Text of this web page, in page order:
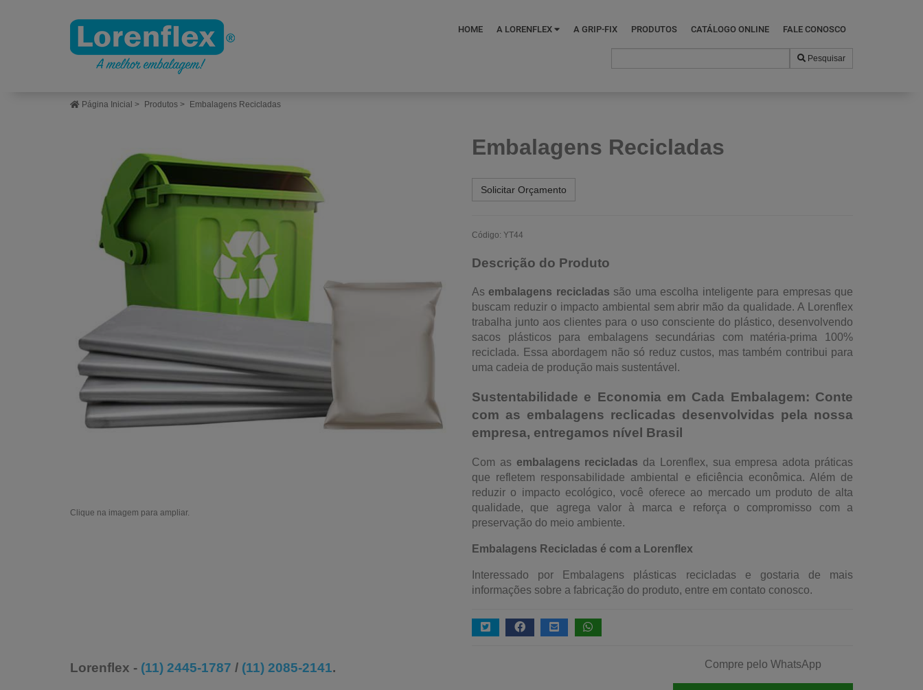
HOME A LORENFLEX A GRIP-FIX PRODUTOS CATÁLOGO ONLINE FALE CONOSCO
Pesquisar
Página Inicial > Produtos > Embalagens Recicladas
Clique na imagem para ampliar.
Embalagens Recicladas
Solicitar Orçamento
Código: YT44
Descrição do Produto
As embalagens recicladas são uma escolha inteligente para empresas que
buscam reduzir o impacto ambiental sem abrir mão da qualidade. A Lorenflex
trabalha junto aos clientes para o uso consciente do plástico, desenvolvendo
sacos plásticos para embalagens secundárias com matéria-prima 100%
reciclada. Essa abordagem não só reduz custos, mas também contribui para
uma cadeia de produção mais sustentável.
Sustentabilidade e Economia em Cada Embalagem: Conte
com as embalagens reclicadas desenvolvidas pela nossa
empresa, entregamos nível Brasil
Com as embalagens recicladas da Lorenflex, sua empresa adota práticas
que refletem responsabilidade ambiental e eficiência econômica. Além de
reduzir o impacto ecológico, você oferece ao mercado um produto de alta
qualidade, que agrega valor à marca e reforça o compromisso com a
preservação do meio ambiente.
Embalagens Recicladas é com a Lorenflex
Interessado por Embalagens plásticas recicladas e gostaria de mais
informações sobre a fabricação do produto, entre em contato conosco.
Lorenflex - (11) 2445-1787 / (11) 2085-2141. Compre pelo WhatsApp